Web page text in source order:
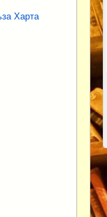
Харта